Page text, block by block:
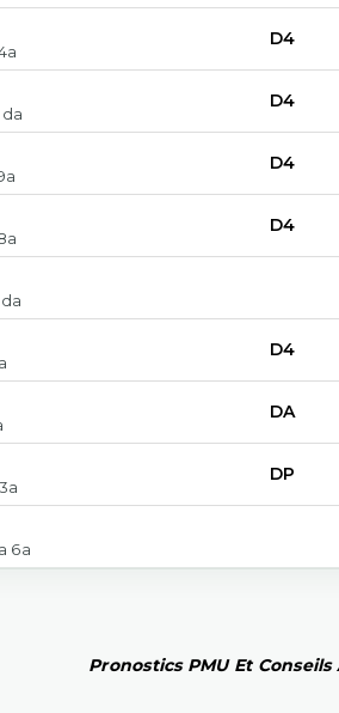
D4
D4
D4
D4
D4
DA
DP
6a
Pronostics PMU Et